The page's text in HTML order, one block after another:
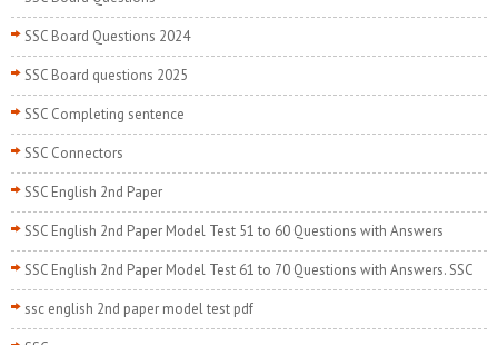
SSC Board Questions 2024
SSC Board questions 2025
SSC Completing sentence
SSC Connectors
SSC English 2nd Paper
SSC English 2nd Paper Model Test 51 to 60 Questions with Answers
SSC English 2nd Paper Model Test 61 to 70 Questions with Answers. SSC
ssc english 2nd paper model test pdf